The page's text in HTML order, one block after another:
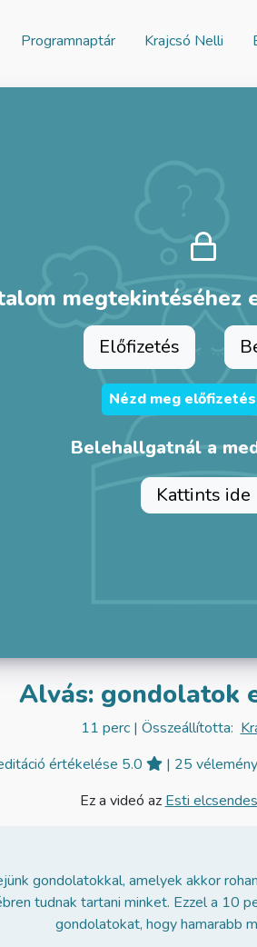
Programnaptár Krajcsó Nelli
megtekintéséhez
Előfizetés
Nézd meg
Belehallgatnál a
Kattints ide
Alvás: gondolatok
11 perc| Összeállította:
értékelése 5.0
| 25
Ez a videó az Esti
gondolatokkal, amelyek akkor
tudnak tartani minket. Ezzel a 10
gondolatokat, hogy hamarabb